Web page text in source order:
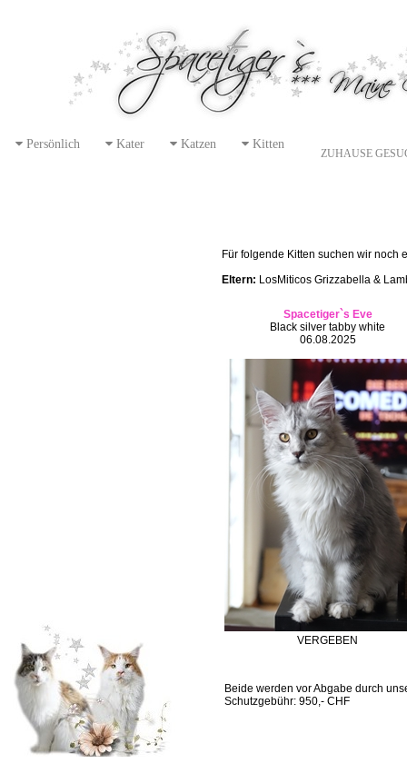
Persönlich Kater Katzen Kitten
ZUHAUSE
Für folgende Kitten suchen wir noch
Eltern: LosMiticos Grizzabella &
Spacetiger`s Eve
Black silver tabby white
06.08.2025
VERGEBEN
Beide werden vor Abgabe durch
Schutzgebühr: 950,- CHF